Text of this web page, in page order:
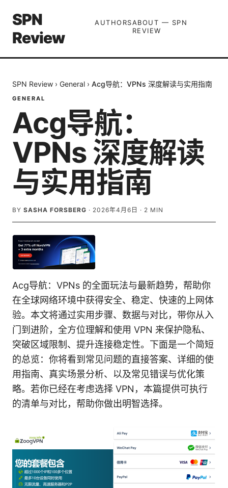
SPN
Review
AUTHORSABOUT — SPN
REVIEW
SPN Review › General › Acg导航：VPNs 深度解读与实用指南
GENERAL
Acg导航：
VPNs 深度解读
与实用指南
BY SASHA FORSBERG · 2026年4月6日 · 2 MIN
Acg导航：VPNs 的全面玩法与最新趋势，帮助你
在全球网络环境中获得安全、稳定、快速的上网体
验。本文将通过实用步骤、数据与对比，带你从入
门到进阶，全方位理解和使用 VPN 来保护隐私、
突破区域限制、提升连接稳定性。下面是一个简短
的总览：你将看到常见问题的直接答案、详细的使
用指南、真实场景分析、以及常见错误与优化策
略。若你已经在考虑选择 VPN，本篇提供可执行
的清单与对比，帮助你做出明智选择。